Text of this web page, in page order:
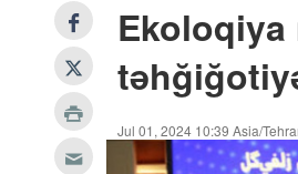
Jul 01, 2024 10:39 Asia/